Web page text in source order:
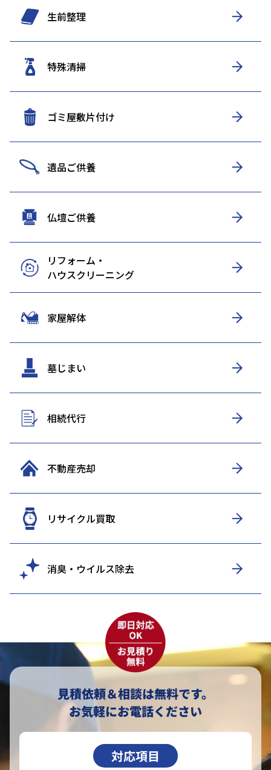
生前整理
特殊清掃
ゴミ屋敷片付け
遺品ご供養
仏壇ご供養
リフォーム・
ハウスクリーニング
家屋解体
墓じまい
相続代行
不動産売却
リサイクル買取
消臭・ウイルス除去
見積依頼＆相談は無料です。
お気軽にお電話ください
対応項目